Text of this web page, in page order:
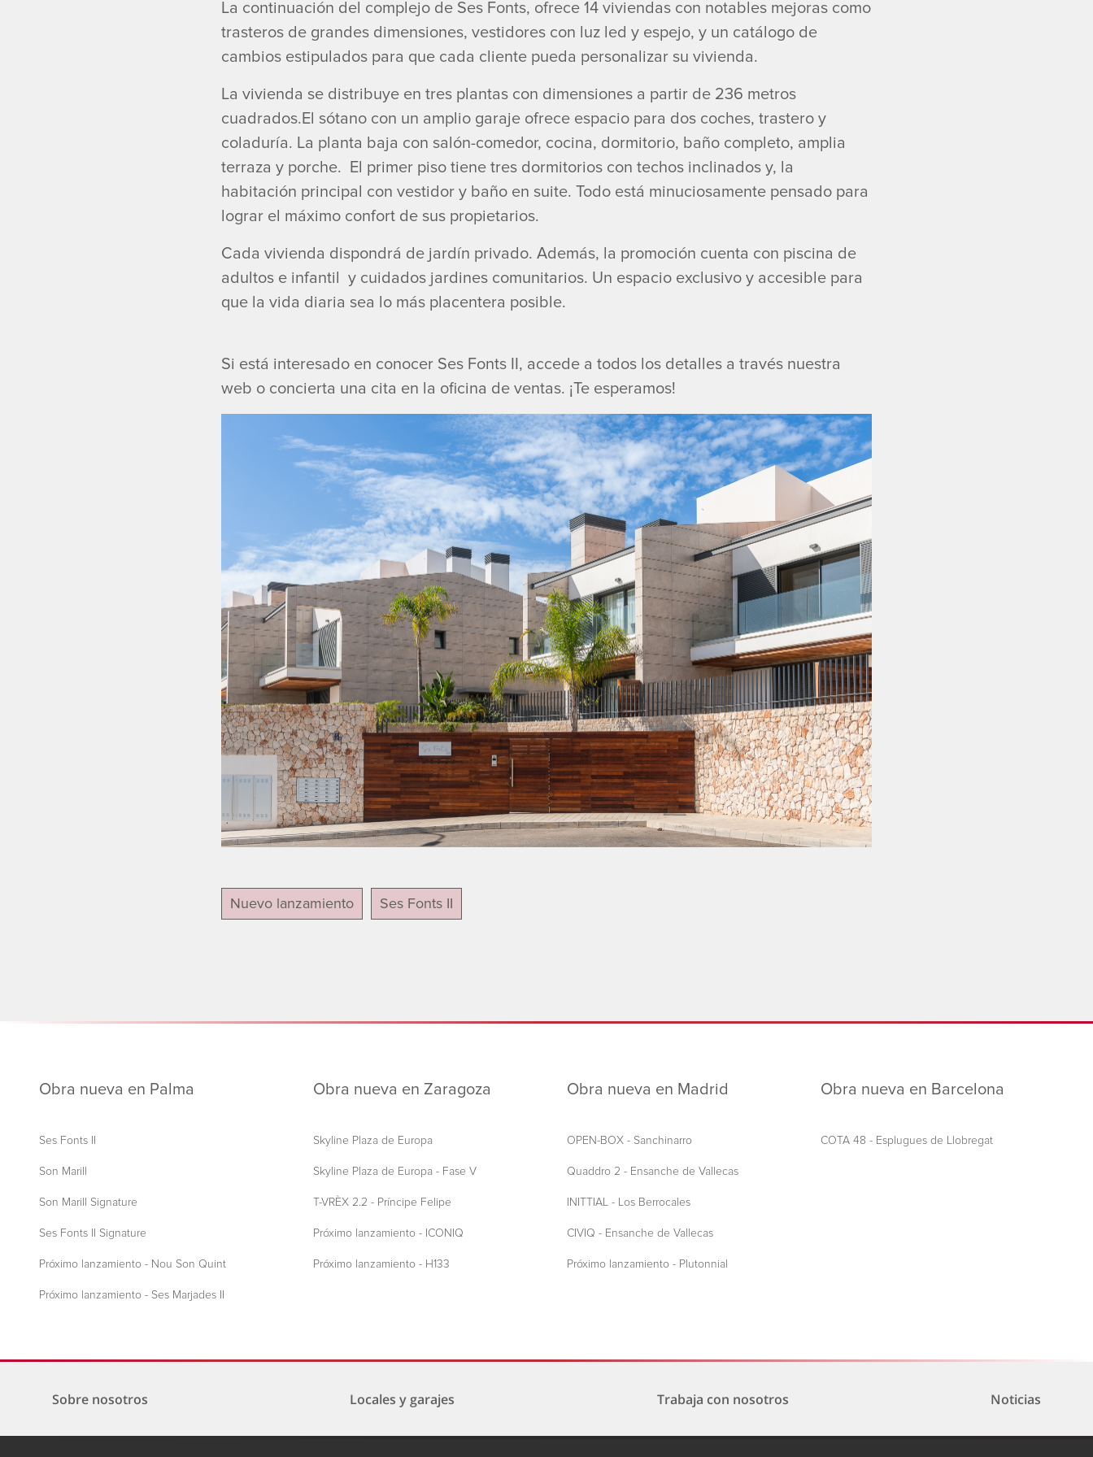
La continuación del complejo de Ses Fonts, ofrece 14 viviendas con notables mejoras como
trasteros de grandes dimensiones, vestidores con luz led y espejo, y un catálogo de
cambios estipulados para que cada cliente pueda personalizar su vivienda.
La vivienda se distribuye en tres plantas con dimensiones a partir de 236 metros
cuadrados.El sótano con un amplio garaje ofrece espacio para dos coches, trastero y
coladuría. La planta baja con salón-comedor, cocina, dormitorio, baño completo, amplia
terraza y porche. El primer piso tiene tres dormitorios con techos inclinados y, la
habitación principal con vestidor y baño en suite. Todo está minuciosamente pensado para
lograr el máximo confort de sus propietarios.
Cada vivienda dispondrá de jardín privado. Además, la promoción cuenta con piscina de
adultos e infantil y cuidados jardines comunitarios. Un espacio exclusivo y accesible para
que la vida diaria sea lo más placentera posible.
Si está interesado en conocer Ses Fonts II, accede a todos los detalles a través nuestra
web o concierta una cita en la oficina de ventas. ¡Te esperamos!
Nuevo lanzamiento Ses Fonts II
Obra nueva en Palma
Ses Fonts II
Son Marill
Son Marill Signature
Ses Fonts II Signature
Próximo lanzamiento - Nou Son Quint
Próximo lanzamiento - Ses Marjades II
Obra nueva en Zaragoza
Skyline Plaza de Europa
Skyline Plaza de Europa - Fase V
T-VRÈX 2.2 - Príncipe Felipe
Próximo lanzamiento - ICONIQ
Próximo lanzamiento - H133
Obra nueva en Madrid
OPEN-BOX - Sanchinarro
Quaddro 2 - Ensanche de Vallecas
INITTIAL - Los Berrocales
CIVIQ - Ensanche de Vallecas
Próximo lanzamiento - Plutonnial
Obra nueva en Barcelona
COTA 48 - Esplugues de Llobregat
Sobre nosotros Locales y garajes Trabaja con nosotros Noticias